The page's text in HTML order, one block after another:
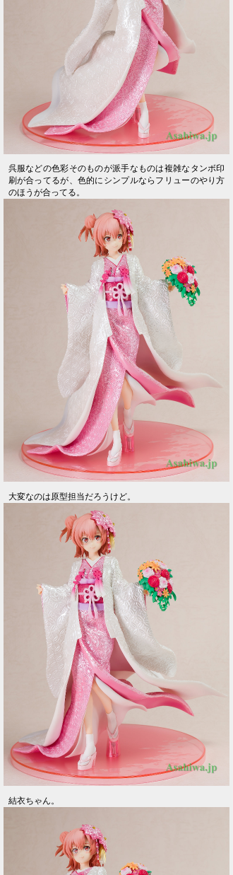
呉服などの色彩そのものが派手なものは複雑なタンボ印
刷が合ってるが、色的にシンプルならフリューのやり方
のほうが合ってる。
大変なのは原型担当だろうけど。
結衣ちゃん。